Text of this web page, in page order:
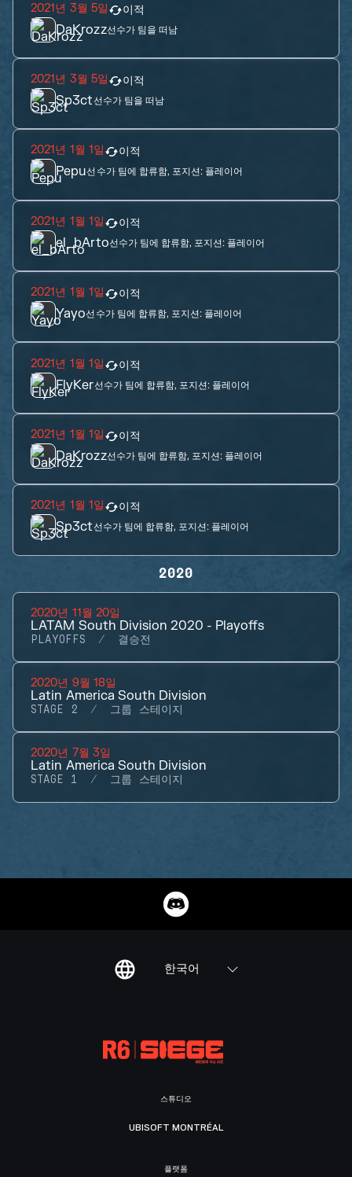
2021년 3월 5일 이적
DaKrozz선수가 팀을 떠남
2021년 3월 5일 이적
Sp3ct선수가 팀을 떠남
2021년 1월 1일 이적
Pepu선수가 팀에 합류함, 포지션: 플레이어
2021년 1월 1일 이적
el_bArto선수가 팀에 합류함, 포지션: 플레이어
2021년 1월 1일 이적
Yayo선수가 팀에 합류함, 포지션: 플레이어
2021년 1월 1일 이적
FlyKer선수가 팀에 합류함, 포지션: 플레이어
2021년 1월 1일 이적
DaKrozz선수가 팀에 합류함, 포지션: 플레이어
2021년 1월 1일 이적
Sp3ct선수가 팀에 합류함, 포지션: 플레이어
2020
2020년 11월 20일
LATAM South Division 2020 - Playoffs
PLAYOFFS 결승전
2020년 9월 18일
Latin America South Division
STAGE 2 그룹 스테이지
2020년 7월 3일
Latin America South Division
STAGE 1 그룹 스테이지
한국어
스튜디오
UBISOFT MONTRÉAL
플랫폼